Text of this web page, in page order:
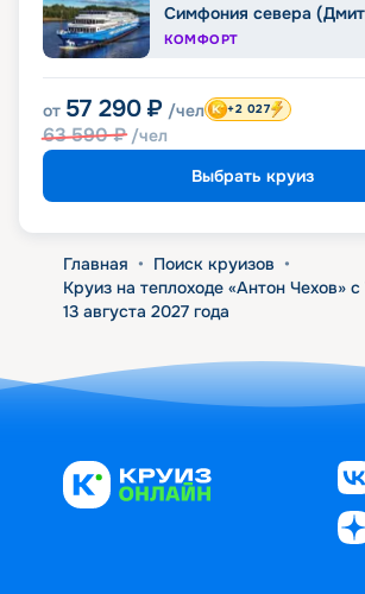
Симфония севера
КОМФОРТ
от 57 290 ₽ /чел
63 590₽ /чел
+2 027
Выбрать круиз
Главная • Поиск круизов •
Круиз на теплоходе «Антон Чехов» с
13 августа 2027 года